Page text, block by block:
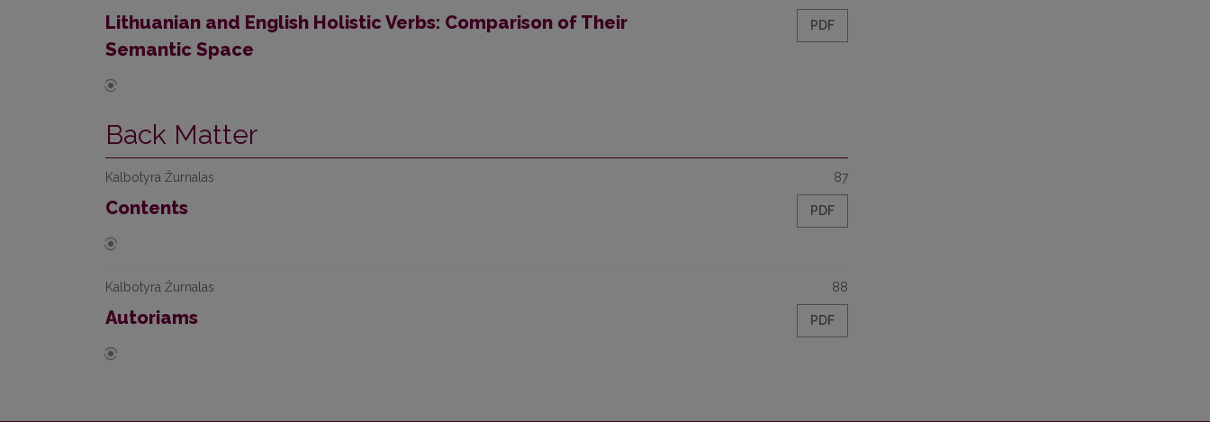
Lithuanian and English Holistic Verbs: Comparison of Their
Semantic Space
PDF
Back Matter
Kalbotyra Žurnalas
Contents
87
PDF
Kalbotyra Žurnalas
Autoriams
88
PDF